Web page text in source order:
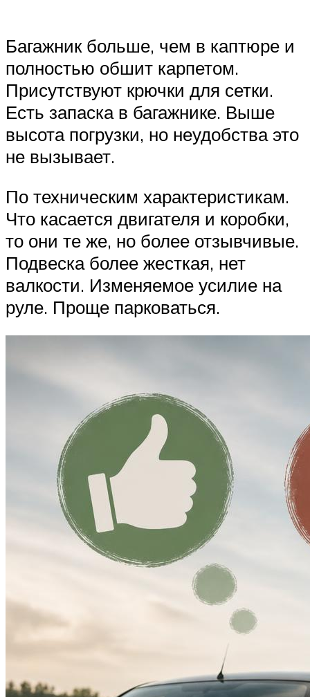
Багажник больше, чем в каптюре и
полностью обшит карпетом.
Присутствуют крючки для сетки.
Есть запаска в багажнике. Выше
высота погрузки, но неудобства это
не вызывает.
По техническим характеристикам.
Что касается двигателя и коробки,
то они те же, но более отзывчивые.
Подвеска более жесткая, нет
валкости. Изменяемое усилие на
руле. Проще парковаться.